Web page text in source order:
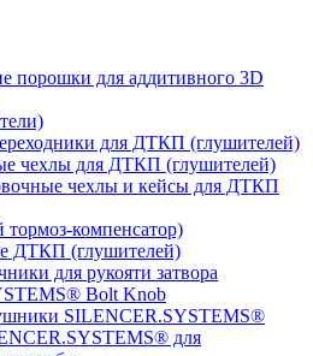
порошки для аддитивного 3D
для ДТКП (глушителей)
чехлы для ДТКП (глушителей)
чехлы и кейсы для ДТКП
компенсатор)
ДТКП (глушителей)
для рукояти затвора
Bolt Knob
SILENCER.SYSTEMS®
для